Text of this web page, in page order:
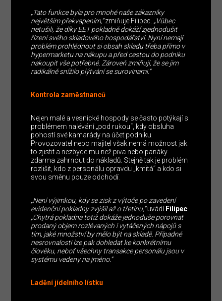
„Tato funkce byla pro mnohé naše zákazníky
největším překvapením,“zmiňuje Filipec. „Vůbec
netušili, že díky EET pokladně dokáží zjednodušit
řízení svého skladového hospodářství. Nyní nemají
problém prohlédnout si obsah skladu třeba přímo v
hypermarketu na nákupu a před cestou do podniku
nakoupit vše potřebné. Zároveň zmiňují, že se jim
radikálně snížilo plýtvání se surovinami.“
Kontrola zaměstnanců
Nejen malé a vesnické hospody se často potýkají s
problémem nalévání „pod rukou“, kdy obsluha
pohostí své kamarády na účet podniku.
Provozovatel nebo majitel však nemá možnost jak
to zjistit a nezbyde mu než piva nebo panáky
zdarma zahrnout do nákladů. Stejně tak je problém
rozlišit, kdo z personálu opravdu „kmitá“ a kdo si
svou směnu pouze odchodí.
„Není výjimkou, kdy se zisk z výtoče po zavedení
evidenční pokladny zvýšil až o třetinu,“uvádí Filipec
„Chytrá pokladna totiž dokáže jednoduše porovnat
prodaný objem rozlévaných i vytáčených nápojů s
tím, jaké množství by mělo být na skladě. Případné
nesrovnalosti lze pak dohledat ke konkrétnímu
člověku, neboť všechny transakce personálu jsou v
systému vedeny na jméno.“
Ladění jídelního lístku